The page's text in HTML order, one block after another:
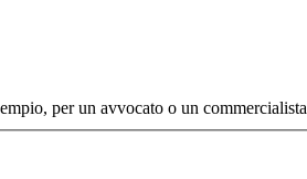
per un avvocato o un commercialista